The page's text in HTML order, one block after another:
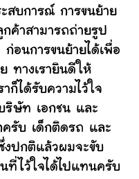
สบการณ์ การขนย้าย
กค้าสามารถถ่ายรูป
อนการขนย้ายได้เพื่อ
ทางเรายินดีให้
ก็ได้รับความไว้ใจ
ริษัท เอกชน และ
ครับ เด็กติดรถ และ
งปกติแล้วผมจะขับ
ที่ไว้ใจได้ไปแทนครับ